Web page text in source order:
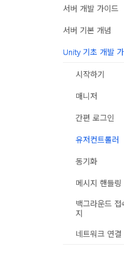
서버 개발 가이드
서버 기본 개념
Unity 기초 개발
시작하기
매니저
간편 로그인
유저컨트롤러
동기화
메시지 핸들링
백그라운드
지
네트워크 연결